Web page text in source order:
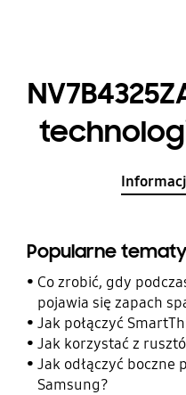
Popularne tematy
Co zrobić, gdy
pojawia się zapach
nieprzyjemny
Jak połączyć
Jak korzystać z
Jak odłączyć
Samsung?